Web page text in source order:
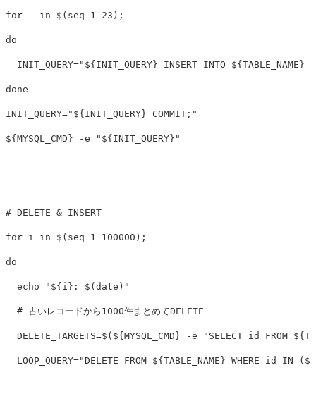
for in $( seq 1 23 ) ;
do
INIT_QUERY=" ${ INIT_QUERY } INSERT INTO ${ TABLE_NAME }
INIT_QUERY=" ${ INIT_QUERY } COMMIT;"
${ MYSQL_CMD } -e " ${ INIT_QUERY } "
# DELETE & INSERT
for i in $( seq 1 100000 ) ;
do
echo " ${ i } : $( date ) "
# 古いレコードから1000件まとめてDELETE
DELETE_TARGETS=$( ${ MYSQL_CMD } -e "SELECT id FROM ${
LOOP_QUERY="DELETE FROM ${ TABLE_NAME } WHERE id IN ( ${